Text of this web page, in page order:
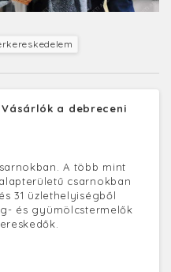
a debreceni
A több mint
csarnokban
31 üzlethelyiségből
és gyümölcstermelők